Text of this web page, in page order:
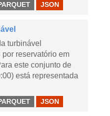
JSON
turbinável
reservatório em
este conjunto de
está representada
JSON